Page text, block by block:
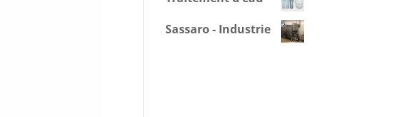
Sassaro - Industrie